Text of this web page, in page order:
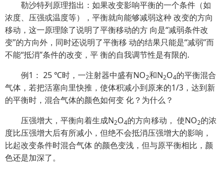
勒沙特列原理指出：如果改变影响平衡的一个条件（如
浓度、压强或温度等），平衡就向能够减弱这种 改变的方向
移动，这一原理除了说明了平衡移动的方 向是“减弱条件改
变”的方向外，同时还说明了平衡移 动的结果只能是“减弱”而
不能“抵消”条件的改变，平 衡的自我调节性是有限的.
例1： 25 ℃时，一注射器中盛有NO2和N2O4的平衡混合
气体，若把活塞向里快推，使体积减小到原来的1/3，达到新
的平衡时，混合气体的颜色如何变 化？为什么？
压强增大，平衡向着生成N2O4的方向移动， 使NO2的浓
度比压强增大后有所减小，但绝不会抵消压强增大的影响，
比起改变条件时混合气体 的颜色变浅，但与原平衡相比，颜
色还是加深了。